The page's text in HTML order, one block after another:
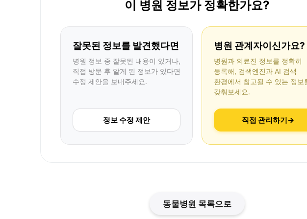
이 병원 정보가 정확한가요?
잘못된 정보를 발견했다면
병원 정보 중 잘못된 내용이 있거나,
직접 방문 후 알게 된 정보가 있다면
수정 제안을 보내주세요.
정보 수정 제안
병원 관계자이신가요?
병원과 의료진 정보를 정확히
등록해, 검색엔진과 AI 검색
환경에서 참고될 수 있는 정보
갖춰보세요.
직접 관리하기→
동물병원 목록으로